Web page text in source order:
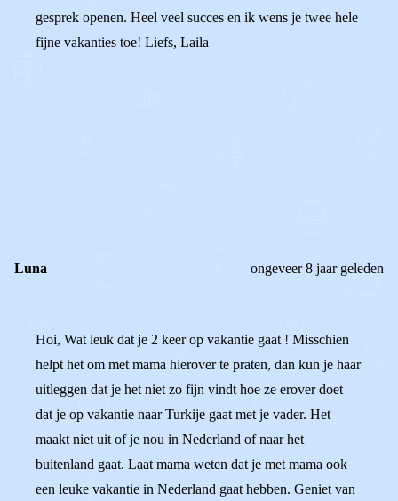
gesprek openen. Heel veel succes en ik wens je twee hele
fijne vakanties toe! Liefs, Laila
Luna ongeveer 8 jaar geleden
Hoi, Wat leuk dat je 2 keer op vakantie gaat ! Misschien
helpt het om met mama hierover te praten, dan kun je haar
uitleggen dat je het niet zo fijn vindt hoe ze erover doet
dat je op vakantie naar Turkije gaat met je vader. Het
maakt niet uit of je nou in Nederland of naar het
buitenland gaat. Laat mama weten dat je met mama ook
een leuke vakantie in Nederland gaat hebben. Geniet van